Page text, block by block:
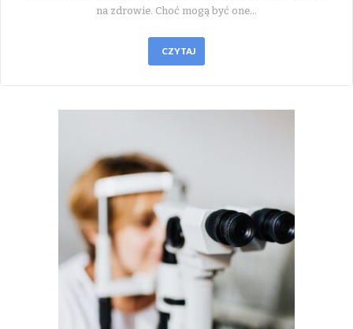
na zdrowie. Choć mogą być one…
CZYTAJ